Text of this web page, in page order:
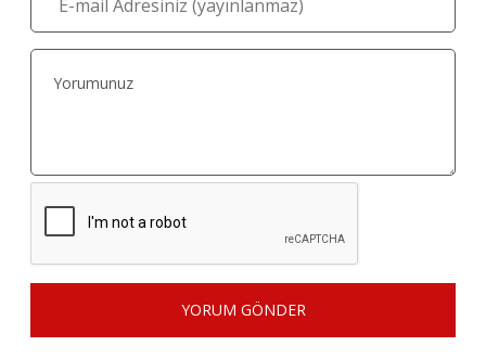
YORUM GÖNDER